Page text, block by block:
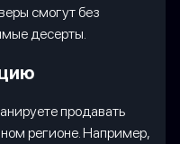
смогут без
десерты.
продавать
регионе. Например,